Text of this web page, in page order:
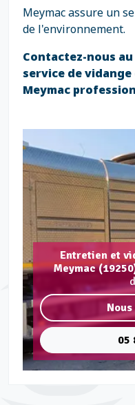
Meymac assure un
de l'environnement.
Contactez-nous au
service de vidange
Meymac
Entretien et
Meymac
05